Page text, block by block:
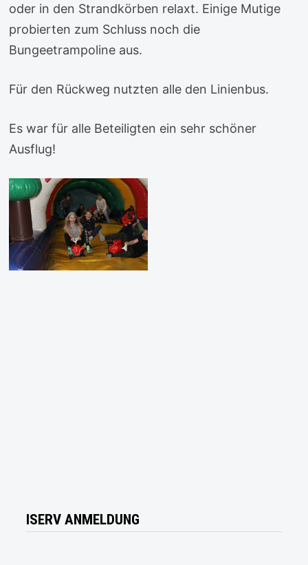
oder in den Strandkörben relaxt. Einige Mutige
probierten zum Schluss noch die
Bungeetrampoline aus.
Für den Rückweg nutzten alle den Linienbus.
Es war für alle Beteiligten ein sehr schöner
Ausflug!
ISERV ANMELDUNG